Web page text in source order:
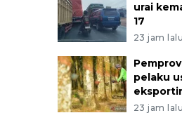
urai
17
23 jam lalu
pelaku
eksportir
23 jam lalu